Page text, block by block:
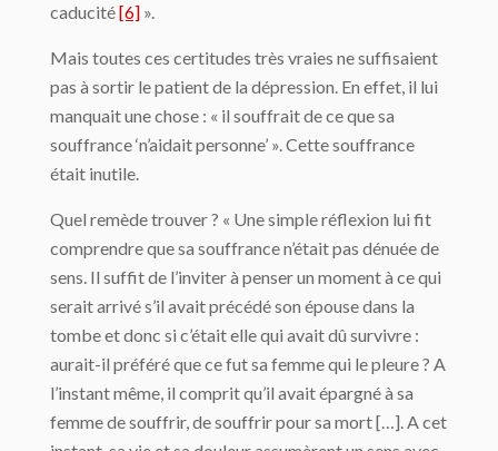
caducité[6] ».
Mais toutes ces certitudes très vraies ne suffisaient
pas à sortir le patient de la dépression. En effet, il lui
manquait une chose : « il souffrait de ce que sa
souffrance ‘n’aidait personne’ ». Cette souffrance
était inutile.
Quel remède trouver ? « Une simple réflexion lui fit
comprendre que sa souffrance n’était pas dénuée de
sens. Il suffit de l’inviter à penser un moment à ce qui
serait arrivé s’il avait précédé son épouse dans la
tombe et donc si c’était elle qui avait dû survivre :
aurait-il préféré que ce fut sa femme qui le pleure ? A
l’instant même, il comprit qu’il avait épargné à sa
femme de souffrir, de souffrir pour sa mort […]. A cet